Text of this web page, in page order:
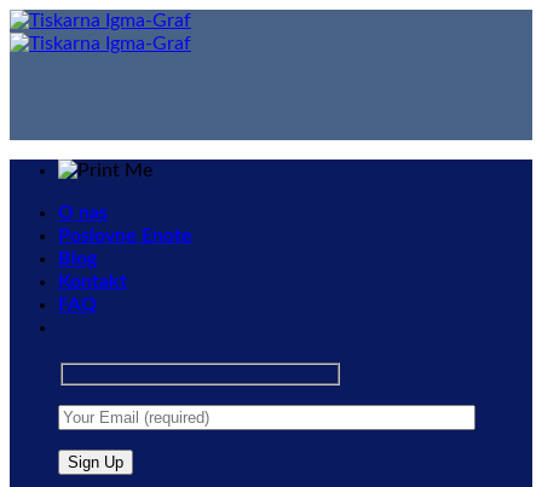
Skip
to
O nas
Poslovne Enote
Blog
Kontakt
FAQ